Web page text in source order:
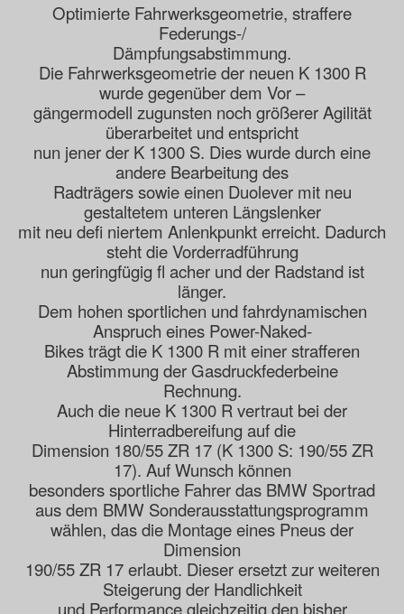
Optimierte Fahrwerksgeometrie, straffere
Federungs-/
Dämpfungsabstimmung.
Die Fahrwerksgeometrie der neuen K 1300 R
wurde gegenüber dem Vor –
gängermodell zugunsten noch größerer Agilität
überarbeitet und entspricht
nun jener der K 1300 S. Dies wurde durch eine
andere Bearbeitung des
Radträgers sowie einen Duolever mit neu
gestaltetem unteren Längslenker
mit neu defi niertem Anlenkpunkt erreicht. Dadurch
steht die Vorderradführung
nun geringfügig fl acher und der Radstand ist
länger.
Dem hohen sportlichen und fahrdynamischen
Anspruch eines Power-Naked-
Bikes trägt die K 1300 R mit einer strafferen
Abstimmung der Gasdruckfederbeine
Rechnung.
Auch die neue K 1300 R vertraut bei der
Hinterradbereifung auf die
Dimension 180/55 ZR 17 (K 1300 S: 190/55 ZR
17). Auf Wunsch können
besonders sportliche Fahrer das BMW Sportrad
aus dem BMW Sonderausstattungsprogramm
wählen, das die Montage eines Pneus der
Dimension
190/55 ZR 17 erlaubt. Dieser ersetzt zur weiteren
Steigerung der Handlichkeit
und Performance gleichzeitig den bisher